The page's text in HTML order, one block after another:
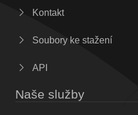
Kontakt
Soubory ke stažení
API
Naše služby